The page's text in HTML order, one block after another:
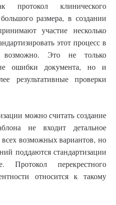
протокол клинического
размера, в создании
участие несколько
этот процесс в
Это не только
ошибки документа, но и
результативные проверки
можно считать создание
не входит детальное
возможных вариантов, но
поддаются стандартизации
Протокол перекрестного
относится к такому